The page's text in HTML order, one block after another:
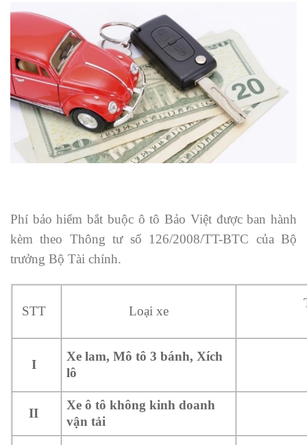
Phí bảo hiểm bắt buộc ô tô Bảo Việt được ban hành
kèm theo Thông tư số 126/2008/TT-BTC của Bộ
trưởng Bộ Tài chính.
STT Loại xe
I
Xe lam, Mô tô 3 bánh, Xích
lô
II
Xe ô tô không kinh doanh
vận tải